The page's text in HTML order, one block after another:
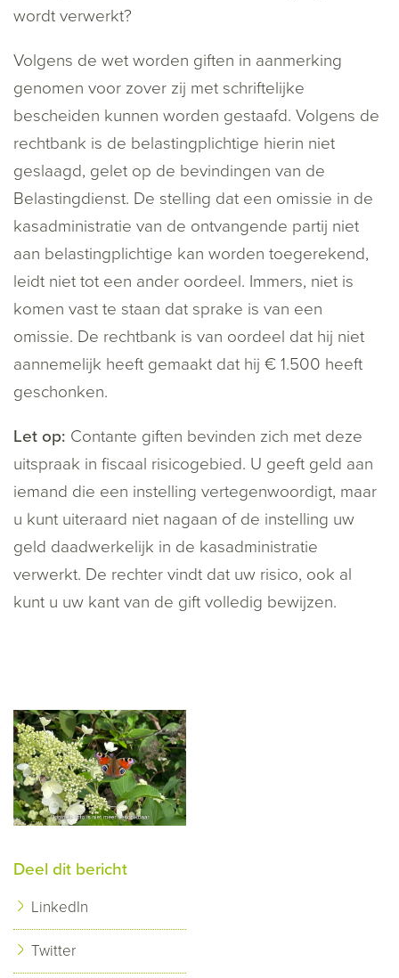
wordt verwerkt?
Volgens de wet worden giften in aanmerking
genomen voor zover zij met schriftelijke
bescheiden kunnen worden gestaafd. Volgens de
rechtbank is de belastingplichtige hierin niet
geslaagd, gelet op de bevindingen van de
Belastingdienst. De stelling dat een omissie in de
kasadministratie van de ontvangende partij niet
aan belastingplichtige kan worden toegerekend,
leidt niet tot een ander oordeel. Immers, niet is
komen vast te staan dat sprake is van een
omissie. De rechtbank is van oordeel dat hij niet
aannemelijk heeft gemaakt dat hij € 1.500 heeft
geschonken.
Let op: Contante giften bevinden zich met deze
uitspraak in fiscaal risicogebied. U geeft geld aan
iemand die een instelling vertegenwoordigt, maar
u kunt uiteraard niet nagaan of de instelling uw
geld daadwerkelijk in de kasadministratie
verwerkt. De rechter vindt dat uw risico, ook al
kunt u uw kant van de gift volledig bewijzen.
Deel dit bericht
LinkedIn
Twitter